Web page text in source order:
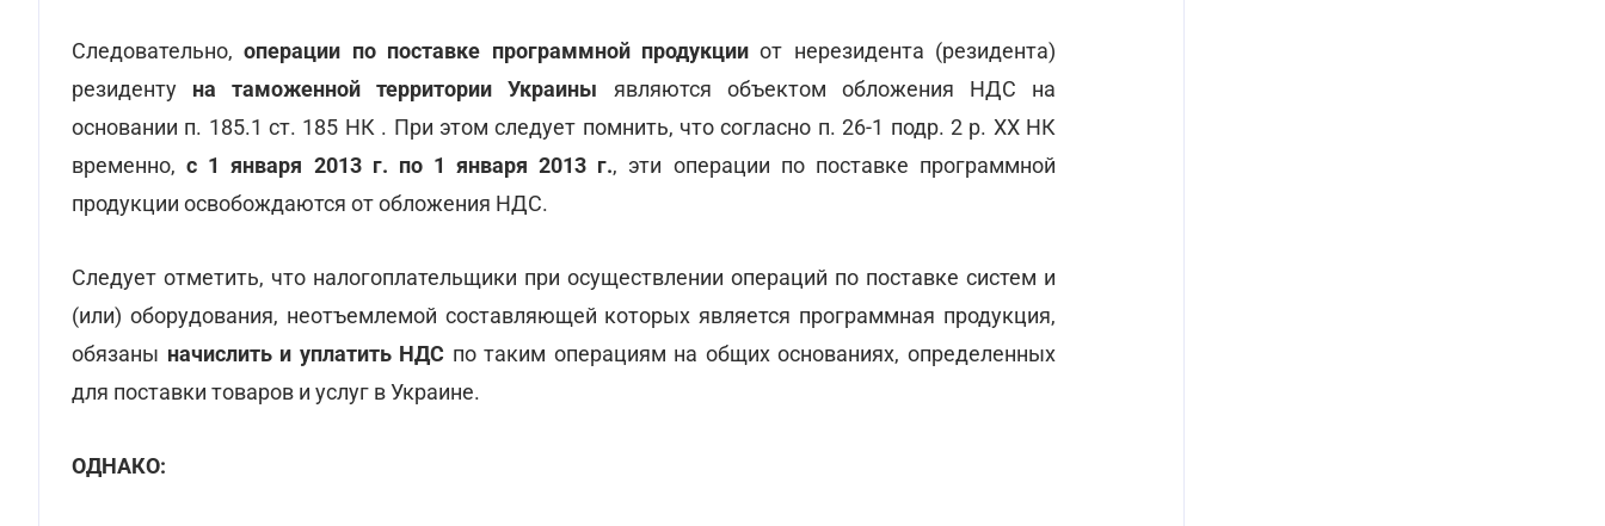
Следовательно,операции по поставке программной продукцииот нерезидента (резидента)
резиденту на таможенной территории Украины являются объектом обложения НДС на
основании п. 185.1 ст. 185 НК . При этом следует помнить, что согласно п. 26-1 подр. 2 р. XX НК
временно,с 1 января 2013 г. по 1 января 2013 г., эти операции по поставке программной
продукции освобождаются от обложения НДС.
Следует отметить, что налогоплательщики при осуществлении операций по поставке систем и
(или) оборудования, неотъемлемой составляющей которых является программная продукция,
обязаны начислить и уплатить НДС по таким операциям на общих основаниях, определенных
для поставки товаров и услуг в Украине.
ОДНАКО: